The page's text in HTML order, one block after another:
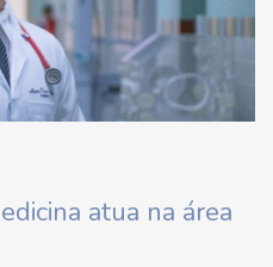
atua na área